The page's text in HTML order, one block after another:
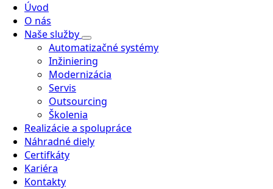
Úvod
O nás
Naše služby
Automatizačné systémy
Inžiniering
Modernizácia
Servis
Outsourcing
Školenia
Realizácie a spolupráce
Náhradné diely
Certifkáty
Kariéra
Kontakty